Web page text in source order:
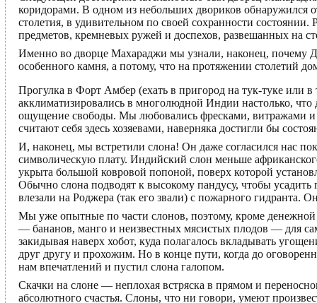
коридорами. В одном из небольших двориков обнаружился
столетия, в удивительном по своей сохранности
предметов, кремневых ружей и доспехов, развешанных на
Именно во дворце Махараджи мы узнали, наконец, почему
особенного камня, а потому, что на протяжении столетий
Прогулка в Форт Амбер (ехать в пригород на тук-туке или
акклиматизировались в многолюдной Индии настолько,
ощущение свободы. Мы любовались фресками, витражами и
считают себя здесь хозяевами, наверняка достигли бы
И, наконец, мы встретили слона! Он даже согласился нас
символическую плату. Индийский слон меньше
укрыта большой ковровой попоной, поверх которой
Обычно слона подводят к высокому пандусу, чтобы
влезали на Роджера (так его звали) с пожарного гидранта.
Мы уже опытные по части слонов, поэтому, кроме денежной
— бананов, манго и неизвестных мясистых плодов — для
закидывая наверх хобот, куда полагалось вкладывать
друг другу и прохожим. Но в конце пути, когда до
нам впечатлений и пустил слона галопом.
Скачки на слоне — неплохая встряска в прямом и
абсолютного счастья. Слоны, что ни говори, умеют